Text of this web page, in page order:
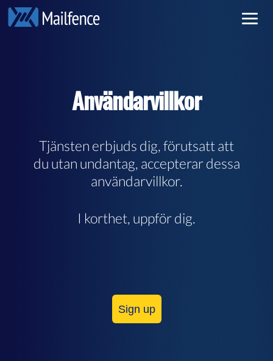
Användarvillkor
Tjänsten erbjuds dig, förutsatt att
du utan undantag, accepterar dessa
användarvillkor.
I korthet, uppför dig.
Sign up